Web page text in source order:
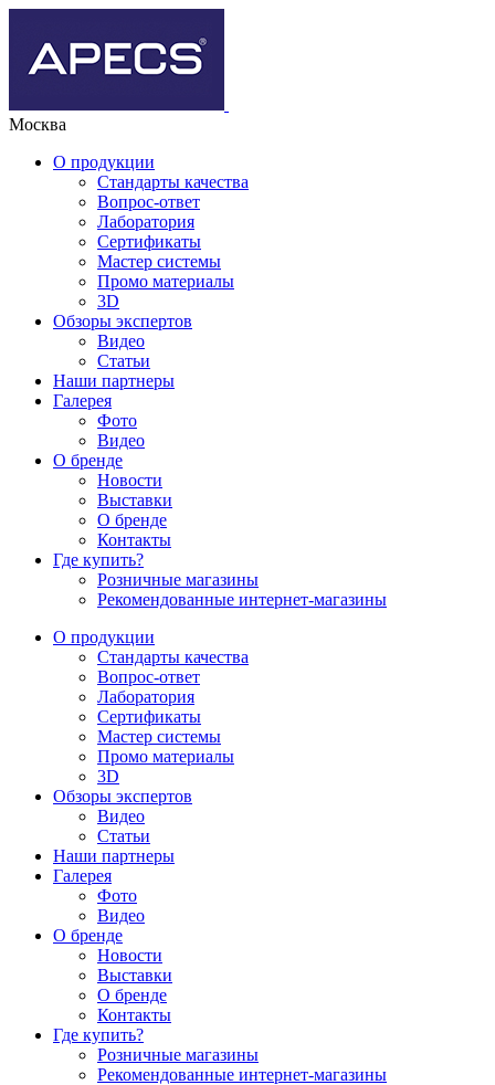
Москва
О продукции
Стандарты качества
Вопрос-ответ
Лаборатория
Сертификаты
Мастер системы
Промо материалы
3D
Обзоры экспертов
Видео
Статьи
Наши партнеры
Галерея
Фото
Видео
О бренде
Новости
Выставки
О бренде
Контакты
Где купить?
Розничные магазины
Рекомендованные интернет-магазины
О продукции
Стандарты качества
Вопрос-ответ
Лаборатория
Сертификаты
Мастер системы
Промо материалы
3D
Обзоры экспертов
Видео
Статьи
Наши партнеры
Галерея
Фото
Видео
О бренде
Новости
Выставки
О бренде
Контакты
Где купить?
Розничные магазины
Рекомендованные интернет-магазины